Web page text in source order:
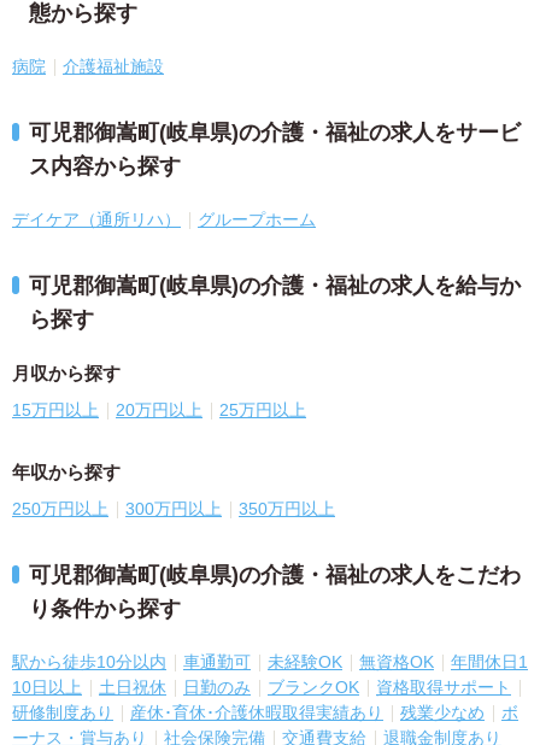
態から探す
病院 介護福祉施設
可児郡御嵩町(岐阜県)の介護・福祉の求人をサービ
ス内容から探す
デイケア（通所リハ） グループホーム
可児郡御嵩町(岐阜県)の介護・福祉の求人を給与か
ら探す
月収から探す
15万円以上 20万円以上 25万円以上
年収から探す
250万円以上 300万円以上 350万円以上
可児郡御嵩町(岐阜県)の介護・福祉の求人をこだわ
り条件から探す
駅から徒歩10分以内 車通勤可 未経験OK 無資格OK
年間休日1
10日以上
土日祝休 日勤のみ ブランクOK
資格取得サポート
研修制度あり
産休･育休･介護休暇取得実績あり 残業少なめ
ボ
ーナス・賞与あり
社会保険完備 交通費支給 退職金制度あり